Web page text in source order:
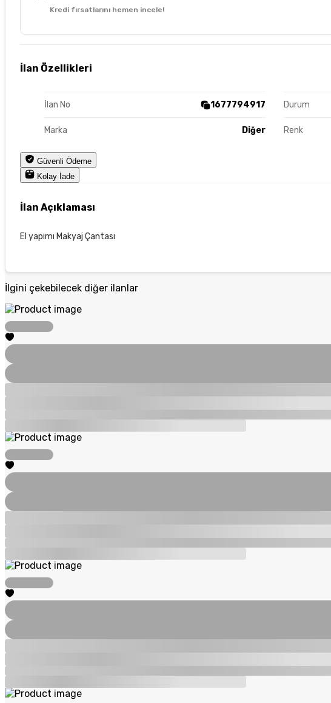
Kredi fırsatlarını hemen incele!
İlan Özellikleri
İlan No 1677794917 Durum
Marka Diğer Renk
Güvenli Ödeme
Kolay İade
İlan Açıklaması
El yapımı Makyaj Çantası
İlgini çekebilecek diğer ilanlar